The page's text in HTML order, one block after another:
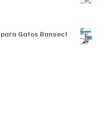
Gatos Bansect